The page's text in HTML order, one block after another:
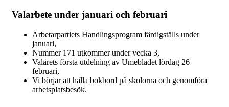
Valarbete under januari och februari
Arbetarpartiets Handlingsprogram färdigställs under
januari,
Nummer 171 utkommer under vecka 3,
Valårets första utdelning av Umebladet lördag 26
februari,
Vi börjar att hålla bokbord på skolorna och genomföra
arbetsplatsbesök.